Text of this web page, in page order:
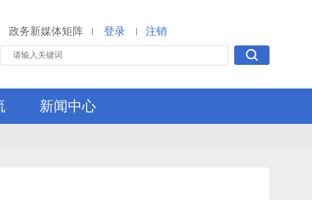
政务新媒体矩阵 | 登录 | 注销
新闻中心